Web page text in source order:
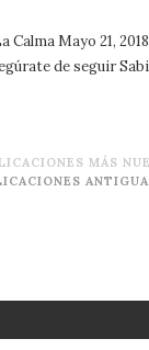
Calma Mayo 21,
de seguir
MÁS